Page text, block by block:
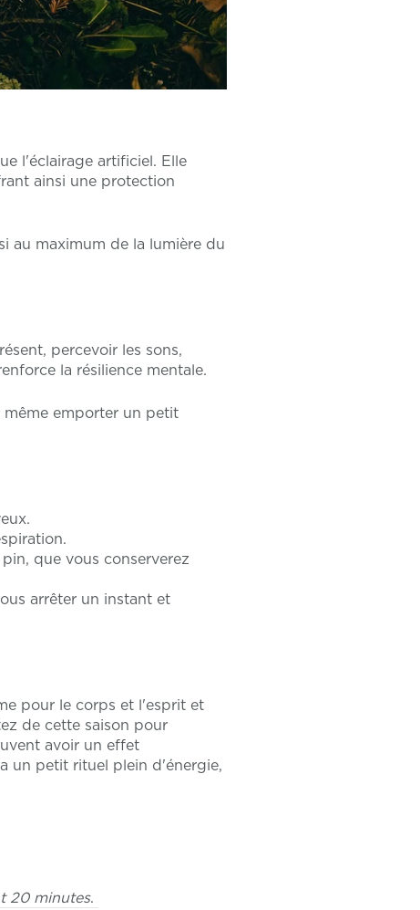
l'éclairage artificiel. Elle
ainsi une protection
au maximum de la lumière du
percevoir les sons,
la résilience mentale.
emporter un petit
que vous conserverez
arrêter un instant et
pour le corps et l'esprit et
de cette saison pour
avoir un effet
un petit rituel plein d'énergie,
20 minutes.